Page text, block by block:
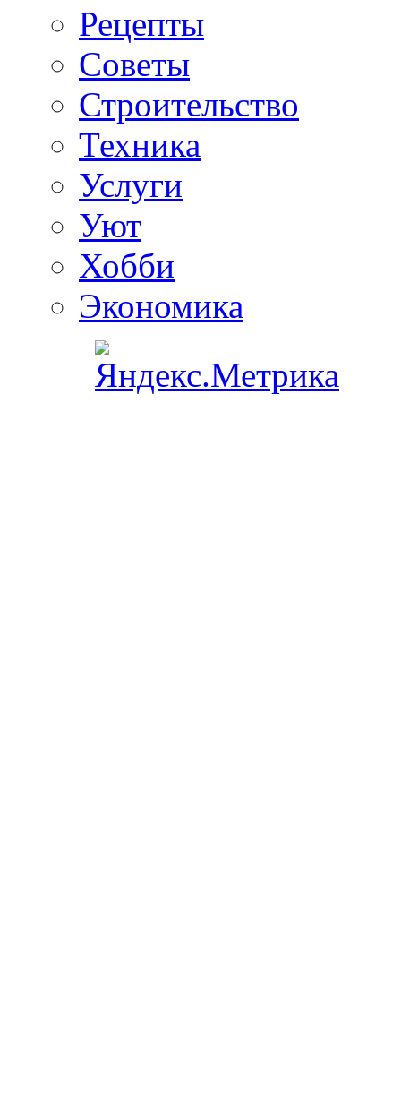
Рецепты
Советы
Строительство
Техника
Услуги
Уют
Хобби
Экономика